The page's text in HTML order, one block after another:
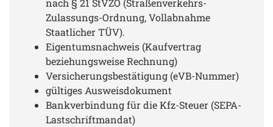
nach § 21 StVZO (Straßenverkehrs-
Zulassungs-Ordnung, Vollabnahme
Staatlicher TÜV).
Eigentumsnachweis (Kaufvertrag
beziehungsweise Rechnung)
Versicherungsbestätigung (eVB-Nummer)
gültiges Ausweisdokument
Bankverbindung für die Kfz-Steuer (SEPA-
Lastschriftmandat)